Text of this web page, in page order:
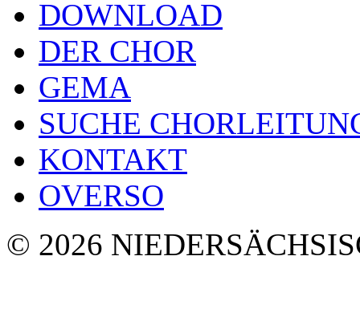
DOWNLOAD
DER CHOR
GEMA
SUCHE
KONTAKT
OVERSO
© 2026